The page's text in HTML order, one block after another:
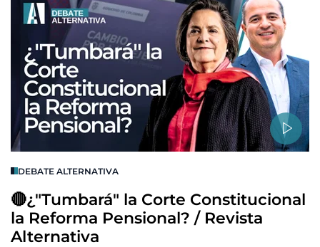
DEBATE ALTERNATIVA
🔴¿"Tumbará" la Corte Constitucional
la Reforma Pensional? / Revista
Alternativa